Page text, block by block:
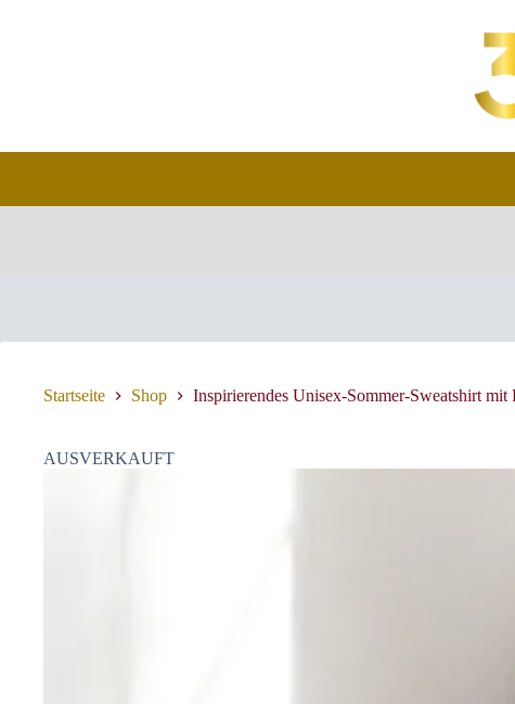
Startseite Shop Inspirierendes Unisex-Sommer-Sweatshirt
AUSVERKAUFT